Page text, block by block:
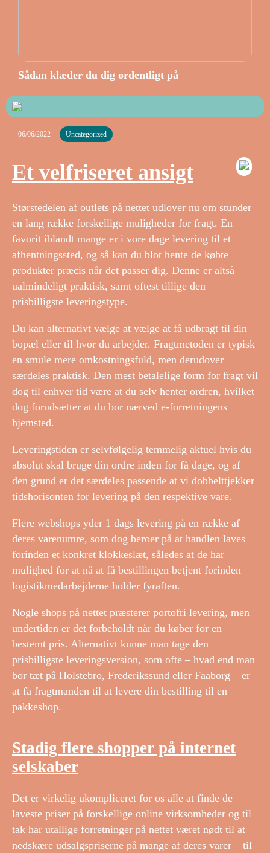
Sådan klæder du dig ordentligt på
06/06/2022 Uncategorized
Et velfriseret ansigt
Størstedelen af outlets på nettet udlover nu om stunder
en lang række forskellige muligheder for fragt. En
favorit iblandt mange er i vore dage levering til et
afhentningssted, og så kan du blot hente de købte
produkter præcis når det passer dig. Denne er altså
ualmindeligt praktisk, samt oftest tillige den
prisbilligste leveringstype.
Du kan alternativt vælge at vælge at få udbragt til din
bopæl eller til hvor du arbejder. Fragtmetoden er typisk
en smule mere omkostningsfuld, men derudover
særdeles praktisk. Den mest betalelige form for fragt vil
dog til enhver tid være at du selv henter ordren, hvilket
dog forudsætter at du bor nærved e-forretningens
hjemsted.
Leveringstiden er selvfølgelig temmelig aktuel hvis du
absolut skal bruge din ordre inden for få dage, og af
den grund er det særdeles passende at vi dobbelttjekker
tidshorisonten for levering på den respektive vare.
Flere webshops yder 1 dags levering på en række af
deres varenumre, som dog beroer på at handlen laves
forinden et konkret klokkeslæt, således at de har
mulighed for at nå at få bestillingen betjent forinden
logistikmedarbejderne holder fyraften.
Nogle shops på nettet præsterer portofri levering, men
undertiden er det forbeholdt når du køber for en
bestemt pris. Alternativt kunne man tage den
prisbilligste leveringsversion, som ofte – hvad end man
bor tæt på Holstebro, Frederikssund eller Faaborg – er
at få fragtmanden til at levere din bestilling til en
pakkeshop.
Stadig flere shopper på internet
selskaber
Det er virkelig ukompliceret for os alle at finde de
laveste priser på forskellige online virksomheder og til
tak har utallige forretninger på nettet været nødt til at
nedskære udsalgspriserne på mange af deres varer – til